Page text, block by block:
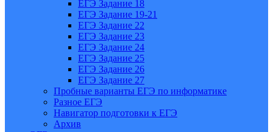
ЕГЭ Задание 18
ЕГЭ Задание 19-21
ЕГЭ Задание 22
ЕГЭ Задание 23
ЕГЭ Задание 24
ЕГЭ Задание 25
ЕГЭ Задание 26
ЕГЭ Задание 27
Пробные варианты ЕГЭ по информатике
Разное ЕГЭ
Навигатор подготовки к ЕГЭ
Архив